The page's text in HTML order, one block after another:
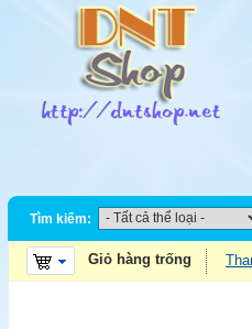
Tìm kiếm:
Giỏ hàng trống